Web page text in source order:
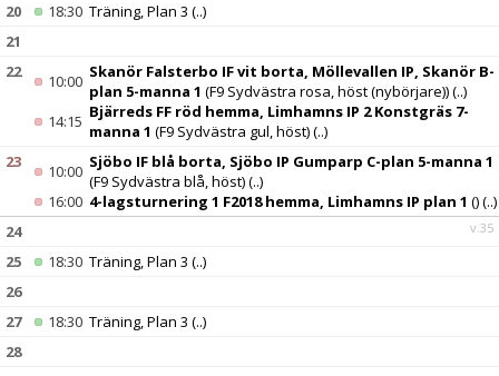
20
18:30 Träning, Plan 3 (..)
21
22
10:00 Skanör Falsterbo IF vit borta, Möllevallen IP, Skanör B-
plan 5-manna 1 (F9 Sydvästra rosa, höst (nybörjare))(..)
14:15 Bjärreds FF röd hemma, Limhamns IP 2 Konstgräs 7-
manna 1 (F9 Sydvästra gul, höst)(..)
23
10:00 Sjöbo IF blå borta, Sjöbo IP Gumparp C-plan 5-manna 1
(F9 Sydvästra blå, höst)(..)
16:00 4-lagsturnering 1 F2018 hemma, Limhamns IP plan 1 ()(..)
v.35
24
25
18:30 Träning, Plan 3 (..)
26
27
18:30 Träning, Plan 3 (..)
28